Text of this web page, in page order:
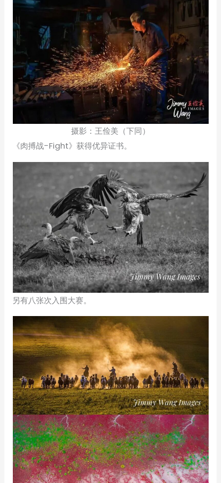
摄影：王俭美（下同）
《肉搏战-Fight》获得优异证书。
另有八张次入围大赛。